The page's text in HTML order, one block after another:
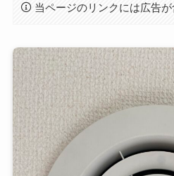
当ページのリンクには広告が